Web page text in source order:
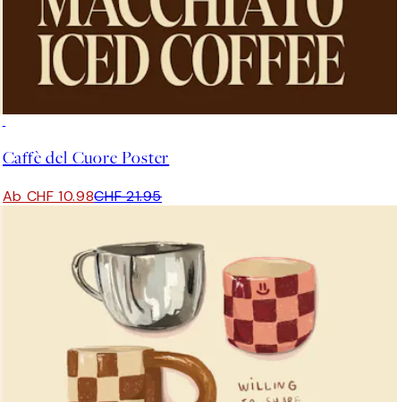
Caffè del Cuore Poster
Ab CHF 10.98CHF 21.95